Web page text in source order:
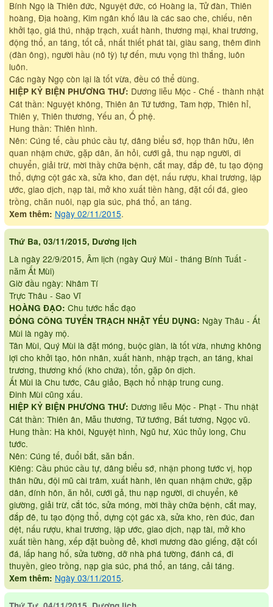
Bính Ngọ là Thiên đức, Nguyệt đức, có Hoàng la, Tử đàn, Thiên
hoàng, Địa hoàng, Kim ngân khố lâu là các sao che, chiếu, nên
khởi tạo, giá thú, nhập trạch, xuất hành, thương mại, khai trương,
động thổ, an táng, tốt cả, nhất thiết phát tài, giàu sang, thêm đinh
(đàn ông), người hầu (nô tỳ) tự đến, mưu vọng thì thắng, luôn
luôn.
Các ngày Ngọ còn lại là tốt vừa, đều có thể dùng.
HIỆP KỶ BIỆN PHƯƠNG THƯ: Dương liễu Mộc - Chế - thành nhật
Cát thần: Nguyệt không, Thiên ân Tứ tướng, Tam hợp, Thiên hỉ,
Thiên y, Thiên thương, Yếu an, Ố phệ.
Hung thần: Thiên hình.
Nên: Cúng tế, cầu phúc cầu tự, dâng biểu sớ, họp thân hữu, lên
quan nhậm chức, gặp dân, ăn hỏi, cưới gả, thu nạp người, di
chuyển, giải trừ, mời thầy chữa bệnh, cắt may, đắp đê, tu tạo động
thổ, dựng cột gác xà, sửa kho, đan dệt, nấu rượu, khai trương, lập
ước, giao dịch, nạp tài, mở kho xuất tiền hàng, đặt cối đá, gieo
trồng, chăn nuôi, nạp gia súc, phá thổ, an táng.
Xem thêm: Ngày 02/11/2015.
Thứ Ba, 03/11/2015, Dương lịch
Là ngày 22/9/2015, Âm lịch (ngày Quý Mùi - tháng Bính Tuất -
năm Ất Mùi)
Giờ đầu ngày: Nhâm Tí
Trực Thâu - Sao Vĩ
HOÀNG ĐẠO: Chu tước hắc đạo
ĐỔNG CÔNG TUYỂN TRẠCH NHẬT YẾU DỤNG: Ngày Thâu - Ất
Mùi là ngày mộ.
Tân Mùi, Quý Mùi là đặt móng, buộc giàn, là tốt vừa, nhưng không
lợi cho khởi tạo, hôn nhân, xuất hành, nhập trạch, an táng, khai
trương, thương khố (kho chứa), tổn, gặp ôn dịch.
Ất Mùi là Chu tước, Câu giảo, Bạch hổ nhập trung cung.
Đinh Mùi cũng xấu.
HIỆP KỶ BIỆN PHƯƠNG THƯ: Dương liễu Mộc - Phạt - Thu nhật
Cát thần: Thiên ân, Mẫu thương, Tứ tướng, Bất tương, Ngọc vũ.
Hung thần: Hà khôi, Nguyệt hình, Ngũ hư, Xúc thủy long, Chu
tước.
Nên: Cúng tế, đuổi bắt, săn bắn.
Kiêng: Cầu phúc cầu tự, dâng biểu sớ, nhận phong tước vị, họp
thân hữu, đội mũ cài trâm, xuất hành, lên quan nhậm chức, gặp
dân, đính hôn, ăn hỏi, cưới gả, thu nạp người, di chuyển, kê
giường, giải trừ, cắt tóc, sửa móng, mời thầy chữa bệnh, cắt may,
đắp đê, tu tạo động thổ, dựng cột gác xà, sửa kho, rèn đúc, đan
dệt, nấu rượu, khai trương, lập ước, giao dịch, nạp tài, mở kho
xuất tiền hàng, xếp đặt buồng đẻ, khơi mương đào giếng, đặt cối
đá, lấp hang hố, sửa tường, dỡ nhà phá tường, đánh cá, đi
thuyền, gieo trồng, nạp gia súc, phá thổ, an táng, cải táng.
Xem thêm: Ngày 03/11/2015.